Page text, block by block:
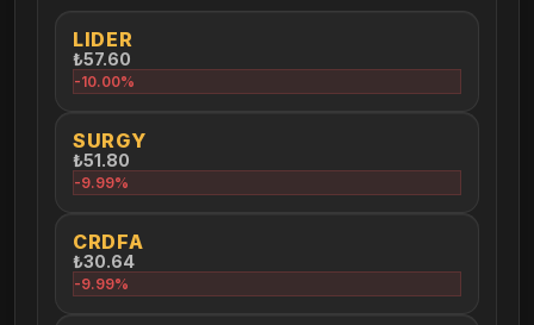
LIDER
₺57.60
-10.00%
SURGY
₺51.80
-9.99%
CRDFA
₺30.64
-9.99%